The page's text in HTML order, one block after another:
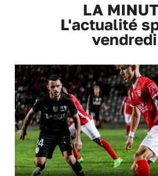
LA
L'actualité